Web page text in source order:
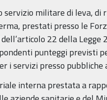
militare di leva, di
prestati presso le
22 della Legge
punteggi previsti
i servizi presso
interna prestata a